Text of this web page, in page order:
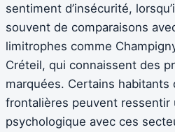
sentiment d’insécurité,
souvent de comparaisons
limitrophes comme
Créteil, qui connaissent des
marquées. Certains habitants
frontalières peuvent ressentir
psychologique avec ces